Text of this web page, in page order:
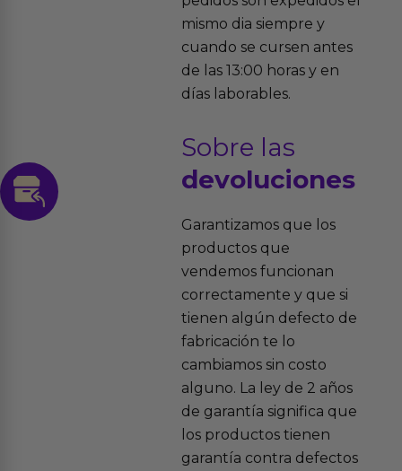
mismo dia siempre y
cuando se cursen antes
de las 13:00 horas y en
días laborables.
Sobre las
devoluciones
Garantizamos que los
productos que
vendemos funcionan
correctamente y que si
tienen algún defecto de
fabricación te lo
cambiamos sin costo
alguno. La ley de 2 años
de garantía significa que
los productos tienen
garantía contra defectos